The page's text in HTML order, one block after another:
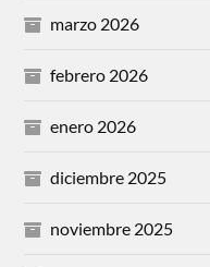
marzo 2026
febrero 2026
enero 2026
diciembre 2025
noviembre 2025